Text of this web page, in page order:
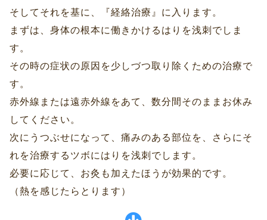
そしてそれを基に、『経絡治療』に入ります。
まずは、身体の根本に働きかけるはりを浅刺でしま
す。
その時の症状の原因を少しづつ取り除くための治療で
す。
赤外線または遠赤外線をあて、数分間そのままお休み
してください。
次にうつぶせになって、痛みのある部位を、さらにそ
れを治療するツボにはりを浅刺でします。
必要に応じて、お灸も加えたほうが効果的です。
（熱を感じたらとります）